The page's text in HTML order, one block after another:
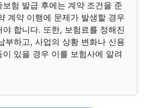
험 발급 후에는 계약 조건을 준
계약 이행에 문제가 발생할 경우
야 합니다. 또한, 보험료를 정해진
부하고, 사업의 상황 변화나 신용
이 있을 경우 이를 보험사에 알려